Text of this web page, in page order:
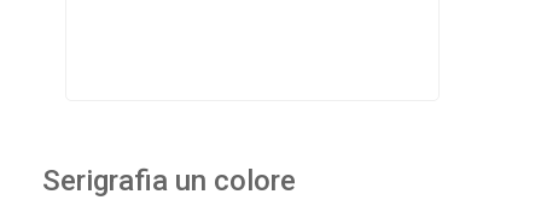
Serigrafia un colore